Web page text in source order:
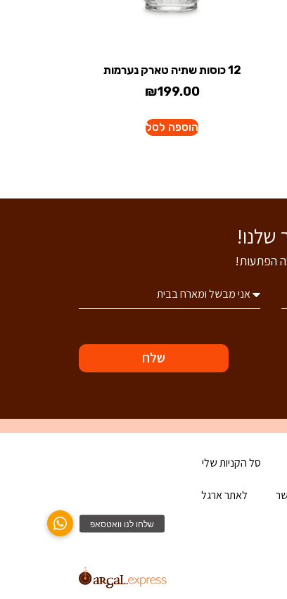
12 כוסות שתיה טארק נערמות
₪199.00
הוספה לסל
הפתעות!
שלח
סל הקניות שלי
לאתר ארגל